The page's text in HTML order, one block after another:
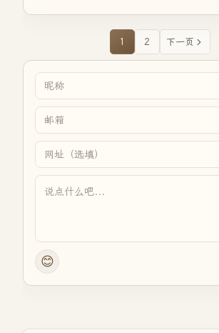
1 2 下一页
😊